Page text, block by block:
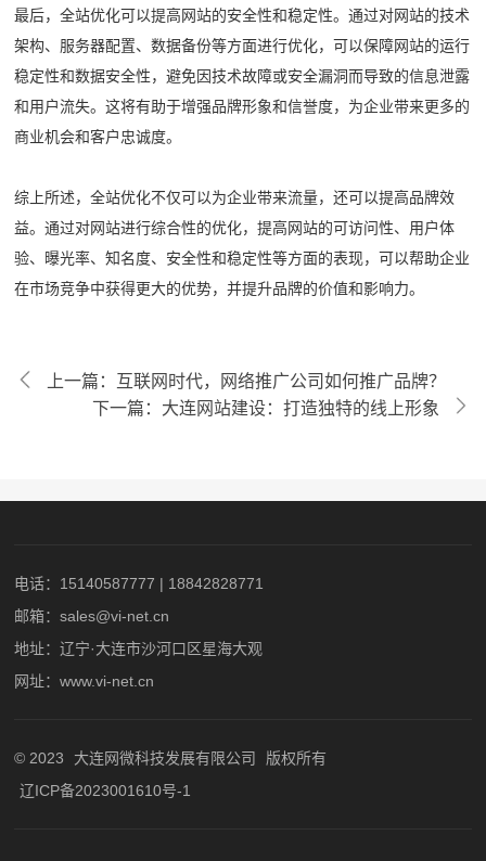
最后，全站优化可以提高网站的安全性和稳定性。通过对网站的技术
架构、服务器配置、数据备份等方面进行优化，可以保障网站的运行
稳定性和数据安全性，避免因技术故障或安全漏洞而导致的信息泄露
和用户流失。这将有助于增强品牌形象和信誉度，为企业带来更多的
商业机会和客户忠诚度。
综上所述，全站优化不仅可以为企业带来流量，还可以提高品牌效
益。通过对网站进行综合性的优化，提高网站的可访问性、用户体
验、曝光率、知名度、安全性和稳定性等方面的表现，可以帮助企业
在市场竞争中获得更大的优势，并提升品牌的价值和影响力。
上一篇：互联网时代，网络推广公司如何推广品牌？
下一篇： 大连网站建设：打造独特的线上形象
电话： 15140587777 | 18842828771
邮箱：sales@vi-net.cn
地址：辽宁·大连市沙河口区星海大观
网址：www.vi-net.cn
© 2023 大连网微科技发展有限公司
版权所有
辽ICP备2023001610号-1